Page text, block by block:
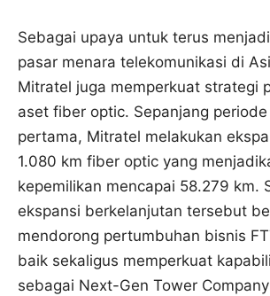
Sebagai upaya untuk terus
pasar menara telekomunikasi di
Mitratel juga memperkuat strategi
aset fiber optic. Sepanjang
pertama, Mitratel melakukan
1.080 km fiber optic yang
kepemilikan mencapai 58.279 km.
ekspansi berkelanjutan tersebut
mendorong pertumbuhan bisnis
baik sekaligus memperkuat
sebagai Next-Gen Tower